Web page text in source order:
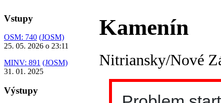
Vstupy
OSM: 740 (JOSM)
25. 05. 2026 o 23:11
MINV: 891 (JOSM)
31. 01. 2025
Výstupy
Kamenín
Nitriansky/Nové